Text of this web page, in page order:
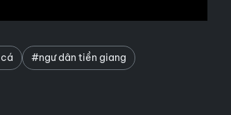
#ngư dân tiền giang